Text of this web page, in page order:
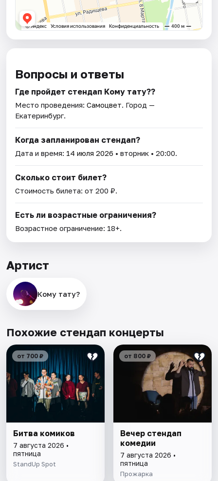
Вопросы и ответы
Где пройдет стендап Кому тату??
Место проведения:Самоцвет. Город —
Екатеринбург.
Когда запланирован стендап?
Дата и время: 14 июля 2026 • вторник • 20:00.
Сколько стоит билет?
Стоимость билета: от 200 ₽.
Есть ли возрастные ограничения?
Возрастное ограничение: 18+.
Артист
Кому тату?
Похожие стендап концерты
от 700 ₽
Битва комиков
7 августа 2026 •
пятница
StandUp Spot
от 800 ₽
Вечер стендап
комедии
7 августа 2026 •
пятница
Прожарка